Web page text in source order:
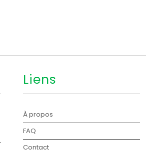
Liens
À propos
FAQ
Contact